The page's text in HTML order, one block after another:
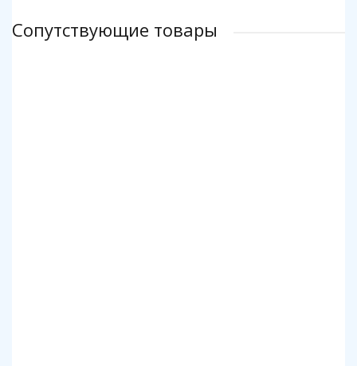
Сопутствующие товары